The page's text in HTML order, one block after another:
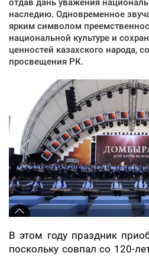
отдав дань уважения
наследию. Одновременное
ярким символом
национальной культуре и
ценностей казахского народа,
просвещения РК.
В этом году праздник
поскольку совпал со 120-